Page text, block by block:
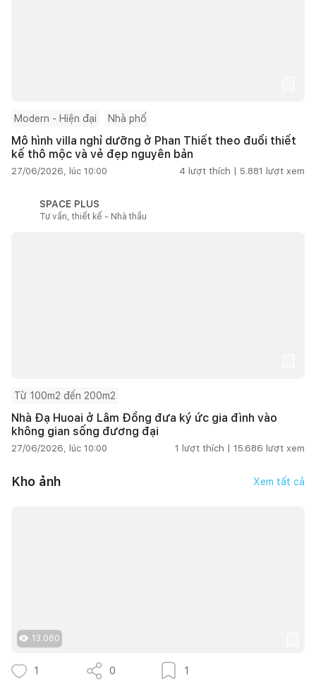
Modern - Hiện đại Nhà phố
Mô hình villa nghỉ dưỡng ở Phan Thiết theo đuổi thiết
kế thô mộc và vẻ đẹp nguyên bản
27/06/2026, lúc 10:00 4 lượt thích | 5.881 lượt xem
SPACE PLUS
Tư vấn, thiết kế - Nhà thầu
Từ 100m2 đến 200m2
Nhà Đạ Huoai ở Lâm Đồng đưa ký ức gia đình vào
không gian sống đương đại
27/06/2026, lúc 10:00 1 lượt thích | 15.686 lượt xem
Kho ảnh Xem tất cả
13.080
1 0 1